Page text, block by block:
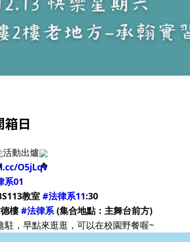
日
活動出爐
O5jLqv
系01
教室 #法律系11:30
樓#法律系(集合地點：主舞台前方)
駐，早點來逛逛，可以在校園野餐喔~